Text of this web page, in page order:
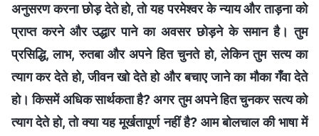
अनुसरण करना छोड़ देते हो, तो यह परमेश्वर के न्याय और ताड़ना को
प्राप्त करने और उद्धार पाने का अवसर छोड़ने के समान है। तुम
प्रसिद्धि, लाभ, रुतबा और अपने हित चुनते हो, लेकिन तुम सत्य का
त्याग कर देते हो, जीवन खो देते हो और बचाए जाने का मौका गँवा देते
हो। किसमें अधिक सार्थकता है? अगर तुम अपने हित चुनकर सत्य को
त्‍याग देते हो, तो क्या यह मूर्खतापूर्ण नहीं है? आम बोलचाल की भाषा में